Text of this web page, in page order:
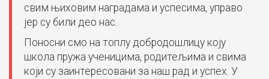
свим њиховим наградама и успесима, управо
јер су били део нас.
Поносни смо на топлу добродошлицу коју
школа пружа ученицима, родитељима и свима
који су заинтересовани за наш рад и успех. У